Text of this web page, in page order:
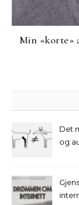
Min «korte»
Det
og